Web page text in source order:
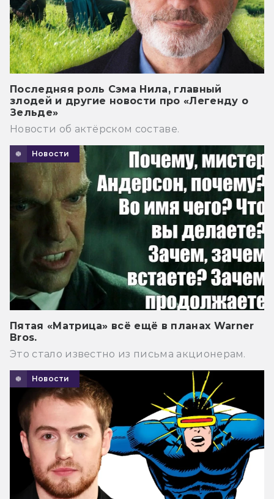
Последняя роль Сэма Нила, главный
злодей и другие новости про «Легенду о
Зельде»
Новости об актёрском составе.
Новости
Пятая «Матрица» всё ещё в планах Warner
Bros.
Это стало известно из письма акционерам.
Новости